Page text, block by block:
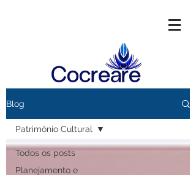
Blog
Todos os posts
Planejamento e
Patrimônio Cultural